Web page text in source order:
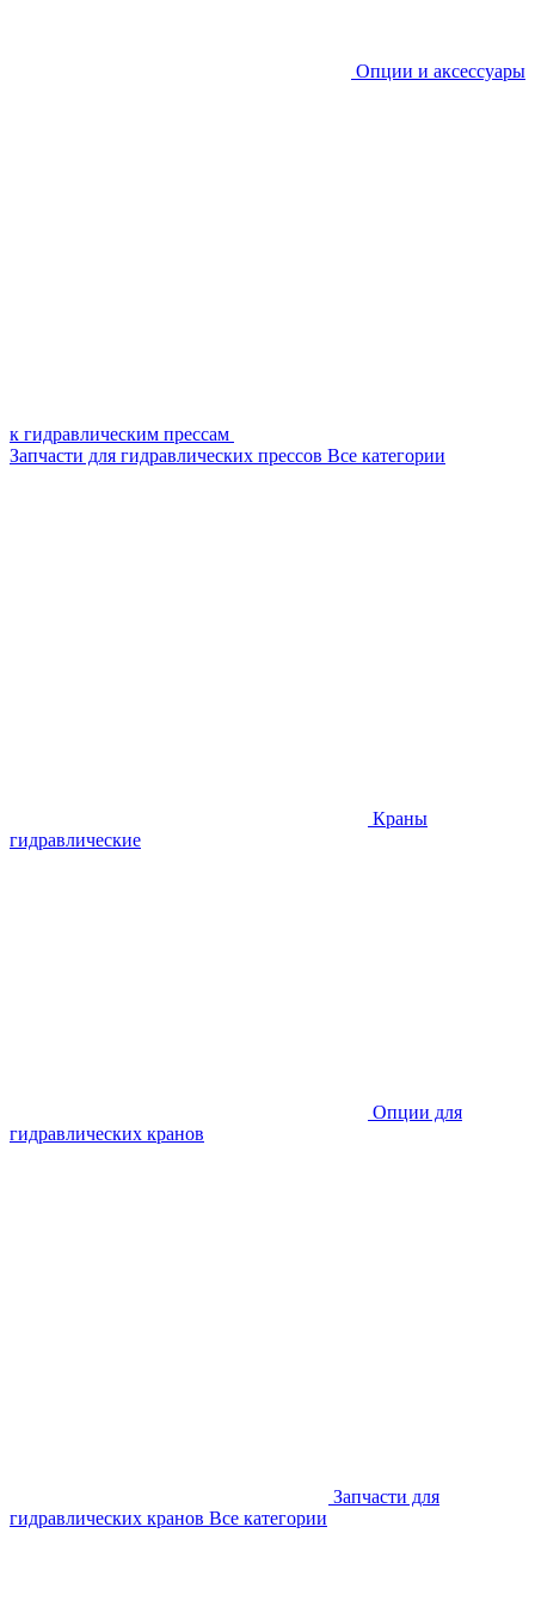
Опции и аксессуары
к гидравлическим прессам
Запчасти для гидравлических прессов Все категории
Краны
гидравлические
Опции для
гидравлических кранов
Запчасти для
гидравлических кранов Все категории